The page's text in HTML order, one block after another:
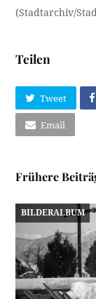
(Stadtarchiv/
Teilen
Tweet
Email
Frühere
BILDERALBUM